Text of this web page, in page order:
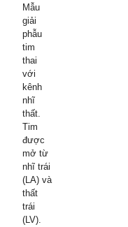
Mẫu
giải
phẫu
tim
thai
với
kênh
nhĩ
thất.
Tim
được
mở từ
nhĩ trái
(LA) và
thất
trái
(LV).